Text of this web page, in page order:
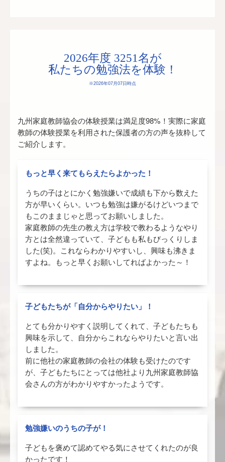
2026年度 3251名が
私たちの勉強法を体験！
※2026年07月07日時点
九州家庭教師協会の体験授業は満足度98%！ 実際に家庭
教師の体験授業を利用された保護者の方の声を抜粋して
ご紹介します。
もっと早く来てもらえたらよかった！
うちの子はとにかく勉強嫌いで成績も下から数えた
方が早いくらい。いつも勉強は嫌がるけどいつまで
もこのままじゃと思ってお願いしました。
家庭教師の先生の教え方は学校で教わるようなやり
方とは全然違っていて、子どもも私もびっくりしま
した(笑)。これならわかりやすいし、興味も沸きま
すよね。もっと早くお願いしてればよかった～！
子どもたちが「自分からやりたい」！
とても分かりやすく説明してくれて、子どもたちも
興味を示して、自分からこれならやりたいと言い出
しました。
前に他社の家庭教師の会社の体験も受けたのです
が、子どもたちにとっては他社より九州家庭教師協
会さんの方がわかりやすかったようです。
勉強嫌いのうちの子が！
子どもを褒めて認めてやる気にさせてくれたのが良
かったです！